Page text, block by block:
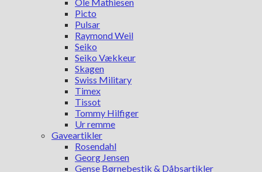
Picto
Pulsar
Raymond Weil
Seiko
Seiko Vækkeur
Skagen
Swiss Military
Timex
Tissot
Tommy Hilfiger
Ur remme
Gaveartikler
Rosendahl
Georg Jensen
Gense Børnebestik & Dåbsartikler